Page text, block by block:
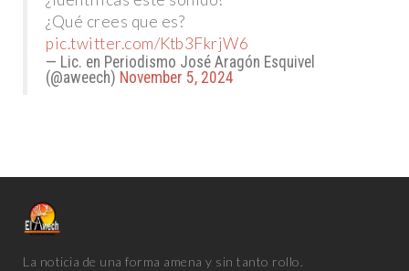
¿Qué crees que es?
pic.twitter.com/Ktb3FkrjW6
— Lic. en Periodismo José Aragón Esquivel
(@aweech) November 5, 2024
La noticia de una forma amena y sin tanto rollo.